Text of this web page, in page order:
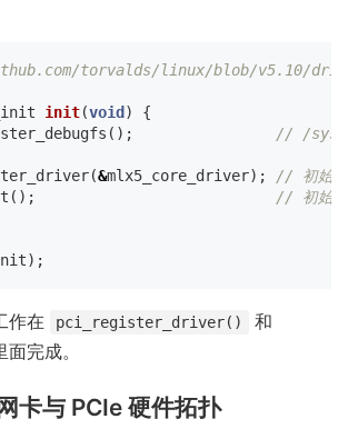
torvalds/linux/blob/v5.10/
init(void )
{
(); // /sys/
(&mlx5_core_driver);
// 初始
();
// 初始
);
作在 pci_register_driver() 和
面完成。
卡与 PCIe 硬件拓扑